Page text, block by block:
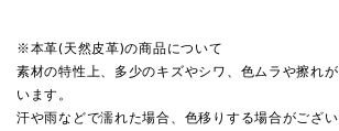
※本革(天然皮革)の商品について
素材の特性上、多少のキズやシワ、色ムラや擦れ
います。
汗や雨などで濡れた場合、色移りする場合がござ